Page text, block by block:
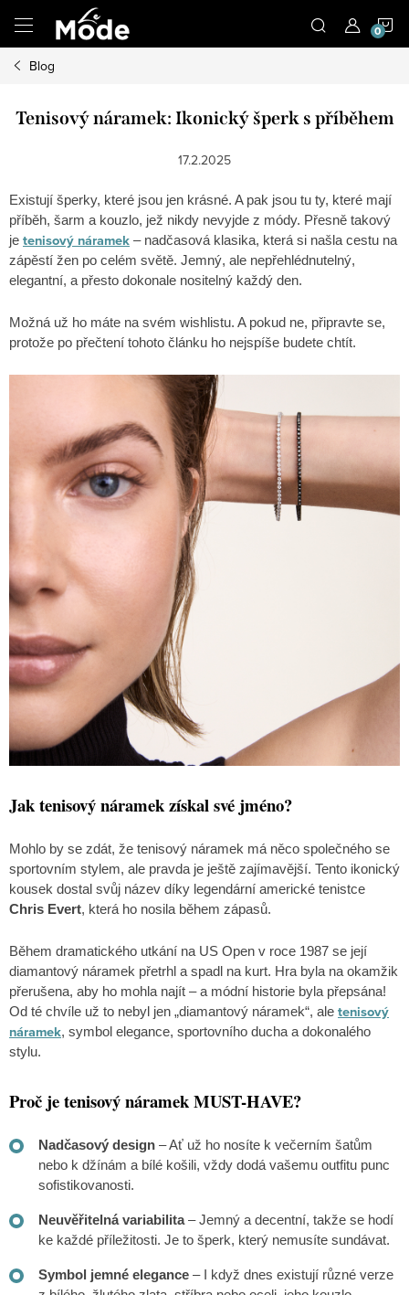
obsah
Blog
Tenisový náramek: Ikonický šperk s příběhem
17.2.2025
Existují šperky, které jsou jen krásné. A pak jsou tu ty, které mají
příběh, šarm a kouzlo, jež nikdy nevyjde z módy. Přesně takový
je tenisový náramek – nadčasová klasika, která si našla cestu na
zápěstí žen po celém světě. Jemný, ale nepřehlédnutelný,
elegantní, a přesto dokonale nositelný každý den.
Možná už ho máte na svém wishlistu. A pokud ne, připravte se,
protože po přečtení tohoto článku ho nejspíše budete chtít.
Jak tenisový náramek získal své jméno?
Mohlo by se zdát, že tenisový náramek má něco společného se
sportovním stylem, ale pravda je ještě zajímavější. Tento ikonický
kousek dostal svůj název díky legendární americké tenistce
Chris Evert, která ho nosila během zápasů.
Během dramatického utkání na US Open v roce 1987 se její
diamantový náramek přetrhl a spadl na kurt. Hra byla na okamžik
přerušena, aby ho mohla najít – a módní historie byla přepsána!
Od té chvíle už to nebyl jen „diamantový náramek“, ale tenisový
náramek, symbol elegance, sportovního ducha a dokonalého
stylu.
Proč je tenisový náramek MUST-HAVE?
Nadčasový design – Ať už ho nosíte k večerním šatům
nebo k džínám a bílé košili, vždy dodá vašemu outfitu punc
sofistikovanosti.
Neuvěřitelná variabilita– Jemný a decentní, takže se hodí
ke každé příležitosti. Je to šperk, který nemusíte sundávat.
Symbol jemné elegance – I když dnes existují různé verze